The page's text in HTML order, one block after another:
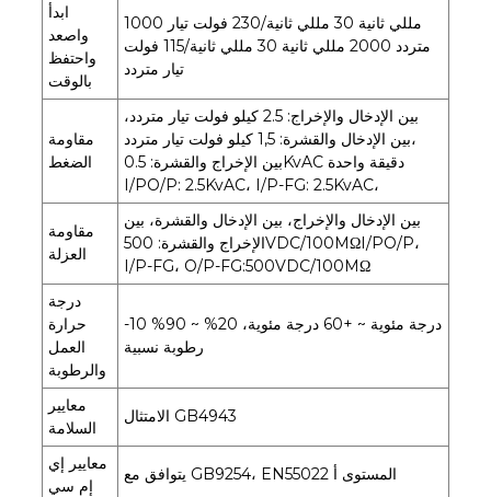
ابدأ
واصعد
واحتفظ
بالوقت
1000 مللي ثانية 30 مللي ثانية/230 فولت تيار
متردد 2000 مللي ثانية 30 مللي ثانية/115 فولت
تيار متردد
مقاومة
الضغط
بين الإدخال والإخراج: 2.5 كيلو فولت تيار متردد،
بين الإدخال والقشرة: 1,5 كيلو فولت تيار متردد،
بين الإخراج والقشرة: 0.5KvAC دقيقة واحدة
I/PO/P: 2.5KvAC، I/P-FG: 2.5KvAC،
مقاومة
العزلة
بين الإدخال والإخراج، بين الإدخال والقشرة، بين
الإخراج والقشرة: 500VDC/100MΩI/PO/P،
I/P-FG، O/P-FG:500VDC/100MΩ
درجة
حرارة
العمل
والرطوبة
-10 درجة مئوية ~ +60 درجة مئوية، 20% ~ 90%
رطوبة نسبية
معايير
السلامة
الامتثال GB4943
معايير إي
إم سي
يتوافق مع GB9254، EN55022 المستوى أ